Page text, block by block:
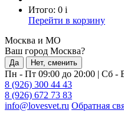
Итого: 0 i
Перейти в корзину
Москва и МО
Ваш город Москва?
Да Нет, сменить
Пн - Пт 09:00 до 20:00 | Сб -
8 (926) 300 44 43
8 (926) 672 73 83
info@lovesvet.ru Обратная